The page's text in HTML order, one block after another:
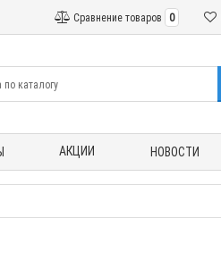
Сравнение товаров 0
АКЦИИ НОВОСТИ